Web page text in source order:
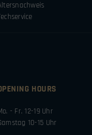
HOURS
- Fr. 12-19 Uhr
10-15 Uhr